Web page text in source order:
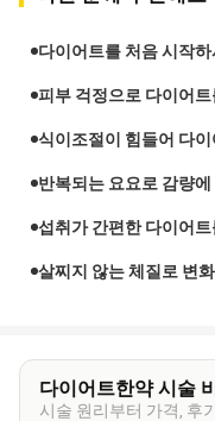
다이어트를 처음 시작
피부 걱정으로 다이어
식이조절이 힘들어 다
반복되는 요요로 감량
섭취가 간편한 다이어
살찌지 않는 체질로 변
다이어트한약 시술
시술 원리부터 가격, 후